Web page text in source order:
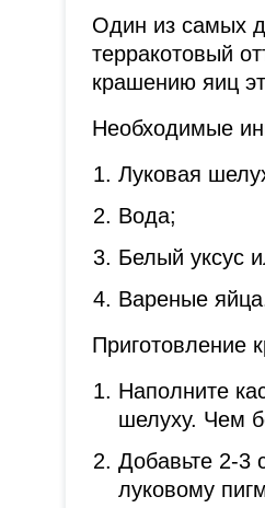
Один из самых
терракотовый
крашению яиц
Необходимые
Луковая
Вода;
Белый уксус
Вареные
Приготовление
Наполните
шелуху. Чем
Добавьте 2-3
луковому